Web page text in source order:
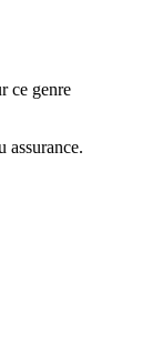
ce genre
assurance.